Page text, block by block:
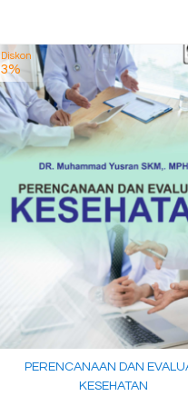
Diskon
3%
PERENCANAAN DAN
KESEHATAN